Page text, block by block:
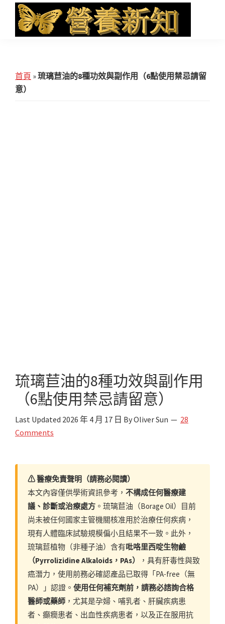
main
primary
footer
知
and
iHerb
首頁 »琉璃苣油的8種功效與副作用（6點使用禁忌請留
意）
琉璃苣油的8種功效與副作用
（6點使用禁忌請留意）
Last Updated 2026 年 4 月 17 日 ByOliver Sun
28
Comments
⚠ 醫療免責聲明（請務必閱讀）
本文內容僅供學術資訊參考， 不構成任何醫療建
議、診斷或治療處方 。琉璃苣油（Borage Oil）目前
尚未被任何國家主管機關核准用於治療任何疾病，
現有人體臨床試驗規模偏小且結果不一致。此外，
琉璃苣植物（非種子油）含有吡咯里西啶生物鹼
（Pyrrolizidine Alkaloids，PAs）
，具有肝毒性與致
癌潛力，使用前務必確認產品已取得「PA-free（無
PA）」認證。 使用任何補充劑前，請務必諮詢合格
醫師或藥師 ，尤其是孕婦、哺乳者、肝臟疾病患
者、癲癇患者、出血性疾病患者，以及正在服用抗